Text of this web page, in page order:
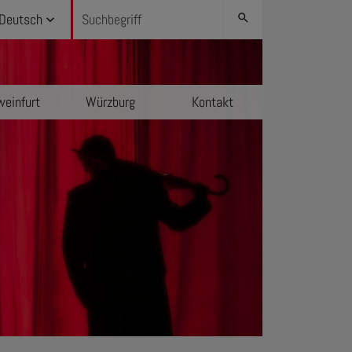
Deutsch search
Würzburg Kontakt